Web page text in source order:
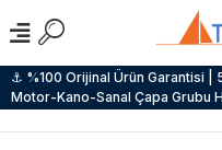
⚓ %100 Orijinal Ürün Garantisi
Motor-Kano-Sanal Çapa Grubu